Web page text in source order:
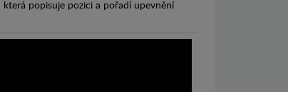
popisuje pozici a pořadí upevnění